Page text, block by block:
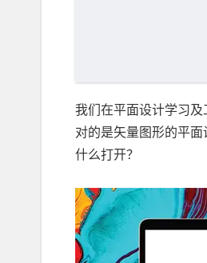
我们在平面设计学习
对的是矢量图形的平
什么打开？